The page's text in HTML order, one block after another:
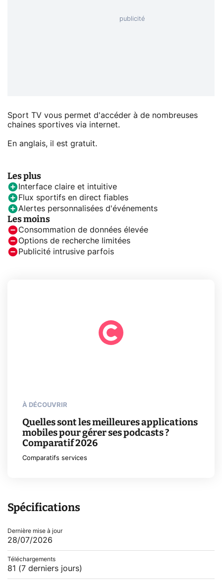
Sport TV vous permet d'accéder à de nombreuses
chaines sportives via internet.
En anglais, il est gratuit.
Les plus
Interface claire et intuitive
Flux sportifs en direct fiables
Alertes personnalisées d'événements
Les moins
Consommation de données élevée
Options de recherche limitées
Publicité intrusive parfois
À DÉCOUVRIR
Quelles sont les meilleures applications
mobiles pour gérer ses podcasts ?
Comparatif 2026
Comparatifs services
Spécifications
Dernière mise à jour
28/07/2026
Téléchargements
81 (7 derniers jours)